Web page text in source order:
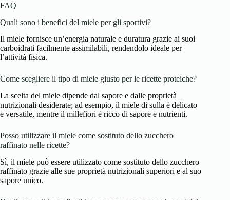
FAQ
Quali sono i benefici del miele per gli sportivi?
Il miele fornisce un’energia naturale e duratura grazie ai suoi
carboidrati facilmente assimilabili, rendendolo ideale per
l’attività fisica.
Come scegliere il tipo di miele giusto per le ricette proteiche?
La scelta del miele dipende dal sapore e dalle proprietà
nutrizionali desiderate; ad esempio, il miele di sulla è delicato
e versatile, mentre il millefiori è ricco di sapore e nutrienti.
Posso utilizzare il miele come sostituto dello zucchero
raffinato nelle ricette?
Sì, il miele può essere utilizzato come sostituto dello zucchero
raffinato grazie alle sue proprietà nutrizionali superiori e al suo
sapore unico.